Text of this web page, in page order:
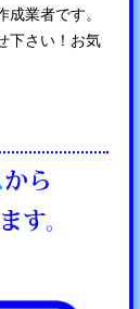
業者です。
下さい！お気